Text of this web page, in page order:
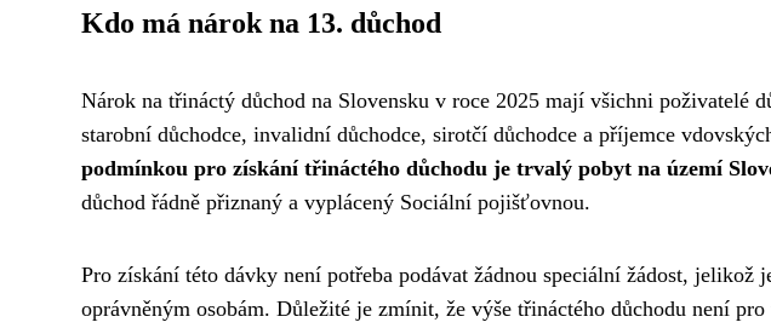
Kdo má nárok na 13. důchod
Nárok na třináctý důchod na Slovensku v roce 2025 mají všichni poživatelé
starobní důchodce, invalidní důchodce, sirotčí důchodce a příjemce
podmínkou pro získání třináctého důchodu je trvalý pobyt na území
důchod řádně přiznaný a vyplácený Sociální pojišťovnou.
Pro získání této dávky není potřeba podávat žádnou speciální žádost, jelikož
oprávněným osobám. Důležité je zmínit, že výše třináctého důchodu není